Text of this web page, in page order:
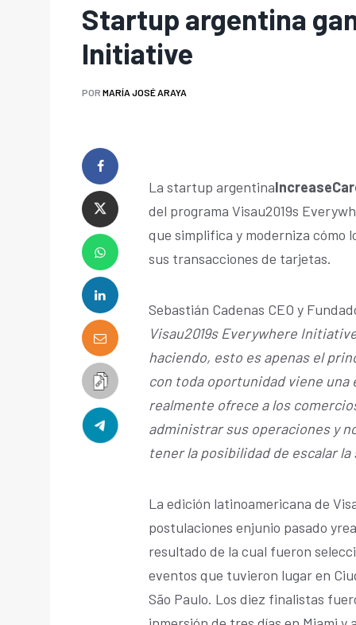
Startup argentina
Initiative
POR MARÍA JOSÉ ARAYA
La startup argentina
del programa Visau2019s
que simplifica y moderniza cómo
sus transacciones de tarjetas.
Sebastián Cadenas CEO y
Visau2019s Everywhere
haciendo, esto es apenas el
con toda oportunidad viene
realmente ofrece a los
administrar sus operaciones y
tener la posibilidad de escalar la
La edición latinoamericana de
postulaciones enjunio pasado
resultado de la cual fueron
eventos que tuvieron lugar en
São Paulo. Los diez finalistas